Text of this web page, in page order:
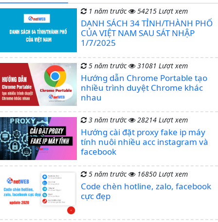
1 năm trước 54215 Lượt xem
DANH SÁCH 34 TỈNH/THÀNH PHỐ
CỦA VIỆT NAM SAU SÁT NHẬP
1/7/2025
5 năm trước 31081 Lượt xem
Hướng dẫn Chrome Portable tạo
nhiều trình duyệt Chrome khác
nhau
3 năm trước 28214 Lượt xem
Hướng cài đặt proxy fake ip máy
tính nuôi nhiều acc instagram và
facebook
5 năm trước 16850 Lượt xem
Code chèn hotline, zalo, facebook
cực đẹp